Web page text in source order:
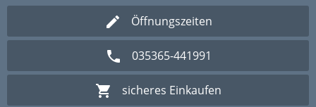
Öffnungszeiten
035365-441991
sicheres Einkaufen